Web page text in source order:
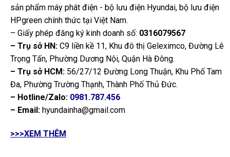
sản phẩm máy phát điện - bộ lưu điện Hyundai, bộ lưu điện
HPgreen chính thức tại Việt Nam.
– Giấy phép đăng ký kinh doanh số: 0316079567
– Trụ sở HN: C9 liền kề 11, Khu đô thị Geleximco, Đường Lê
Trọng Tấn, Phường Dương Nội, Quận Hà Đông.
– Trụ sở HCM: 56/27/12 Đường Long Thuận, Khu Phố Tam
Đa, Phường Trường Thạnh, Thành Phố Thủ Đức.
– Hotline/Zalo: 0981.787.456
– Email: hyundainha@gmail.com
>>>XEM THÊM